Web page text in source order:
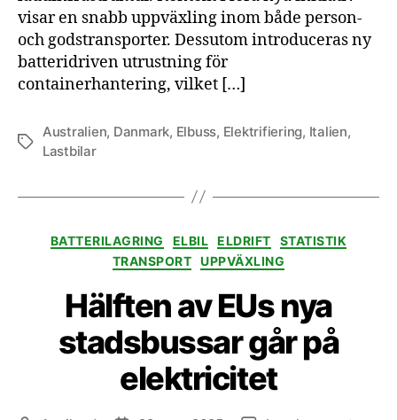
visar en snabb uppväxling inom både person-
och godstransporter. Dessutom introduceras ny
batteridriven utrustning för
containerhantering, vilket […]
Etiketter
Australien, Danmark, Elbuss, Elektrifiering, Italien,
Lastbilar
Kategorier
BATTERILAGRING ELBIL ELDRIFT
STATISTIK
TRANSPORT
UPPVÄXLING
Hälften av EUs nya
stadsbussar går på
elektricitet